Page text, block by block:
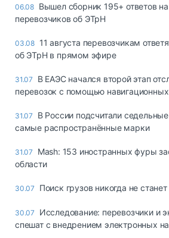
06.08 Вышел сборник 195+ ответов
перевозчиков об ЭТрН
03.08 11 августа перевозчикам
об ЭТрН в прямом эфире
31.07
В ЕАЭС начался второй этап
перевозок с помощью
31.07
В России подсчитали
самые распространённые марки
31.07
Mash: 153 иностранных фуры
области
30.07 Поиск грузов никогда не
30.07
Исследование: перевозчики и
спешат с внедрением электронных